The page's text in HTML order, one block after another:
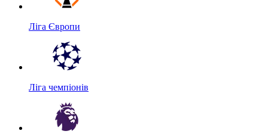
Ліга Європи
Ліга чемпіонів